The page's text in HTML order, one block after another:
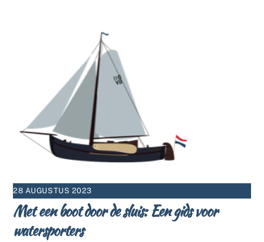
28 AUGUSTUS 2023
Met een boot door de sluis: Een gids voor
watersporters